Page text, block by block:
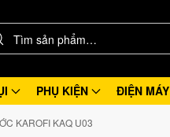
PHỤ KIỆN ĐIỆN MÁY
KAROFI KAQ U03